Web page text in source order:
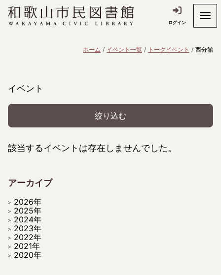
ログイン
ホーム イベント一覧 トークイベント 西分館
イベント
絞り込む
該当するイベントは存在しませんでした。
アーカイブ
2026年
2025年
2024年
2023年
2022年
2021年
2020年